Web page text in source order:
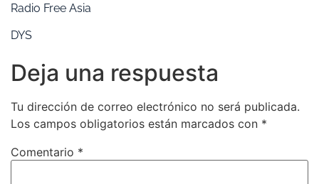
Radio Free Asia
DYS
Deja una respuesta
Tu dirección de correo electrónico no será publicada.
Los campos obligatorios están marcados con *
Comentario *